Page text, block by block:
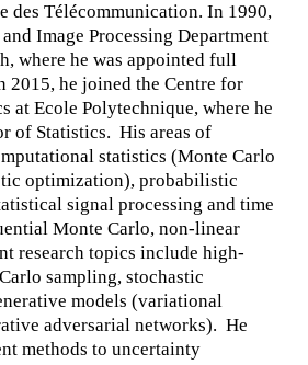
des Télécommunication. In 1990,
Image Processing Department
where he was appointed full
2015, he joined the Centre for
at Ecole Polytechnique, where he
of Statistics. His areas of
statistics (Monte Carlo
optimization), probabilistic
signal processing and time
Monte Carlo, non-linear
research topics include high-
sampling, stochastic
models (variational
adversarial networks). He
methods to uncertainty